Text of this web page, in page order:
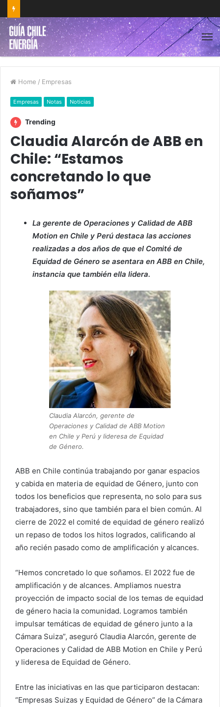
Home / Empresas
Empresas Notas Noticias
Trending
Claudia Alarcón de ABB en
Chile: “Estamos
concretando lo que
soñamos”
La gerente de Operaciones y Calidad de ABB
Motion en Chile y Perú destaca las acciones
realizadas a dos años de que el Comité de
Equidad de Género se asentara en ABB en Chile,
instancia que también ella lidera.
Claudia Alarcón, gerente de
Operaciones y Calidad de ABB Motion
en Chile y Perú y lideresa de Equidad
de Género.
ABB en Chile continúa trabajando por ganar espacios
y cabida en materia de equidad de Género, junto con
todos los beneficios que representa, no solo para sus
trabajadores, sino que también para el bien común. Al
cierre de 2022 el comité de equidad de género realizó
un repaso de todos los hitos logrados, calificando al
año recién pasado como de amplificación y alcances.
“Hemos concretado lo que soñamos. El 2022 fue de
amplificación y de alcances. Ampliamos nuestra
proyección de impacto social de los temas de equidad
de género hacia la comunidad. Logramos también
impulsar temáticas de equidad de género junto a la
Cámara Suiza”, aseguró Claudia Alarcón, gerente de
Operaciones y Calidad de ABB Motion en Chile y Perú
y lideresa de Equidad de Género.
Entre las iniciativas en las que participaron destacan:
“Empresas Suizas y Equidad de Género” de la Cámara